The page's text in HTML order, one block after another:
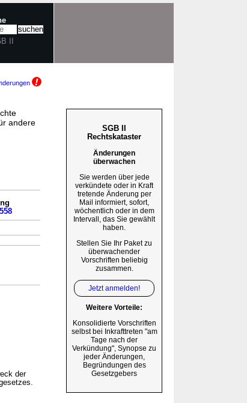
II
andere
der
SGB II
Rechtskataster
Änderungen
überwachen
Sie werden über jede
verkündete oder in Kraft
tretende Änderung per
Mail informiert, sofort,
wöchentlich oder in dem
Intervall, das Sie gewählt
haben.
Stellen Sie Ihr Paket zu
überwachender
Vorschriften beliebig
zusammen.
Jetzt anmelden!
Weitere Vorteile:
Konsolidierte Vorschriften
selbst bei Inkrafttreten "am
Tage nach der
Verkündung", Synopse zu
jeder Änderungen,
Begründungen des
Gesetzgebers